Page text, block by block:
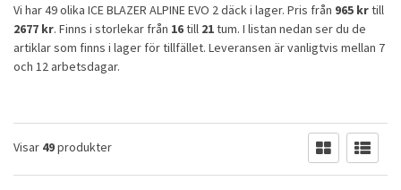
Vi har 49 olika ICE BLAZER ALPINE EVO 2 däck i lager. Pris från 965 krtill
2677 kr. Finns i storlekar från 16till 21tum. I listan nedan ser du de
artiklar som finns i lager för tillfället. Leveransen är vanligtvis mellan 7
och 12 arbetsdagar.
Visar 49produkter